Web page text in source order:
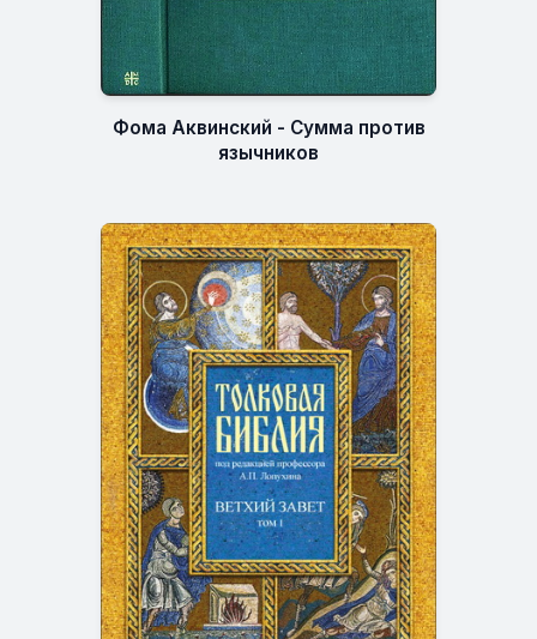
Фома Аквинский - Сумма против
язычников